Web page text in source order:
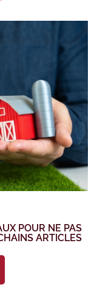
POUR NE PAS
ARTICLES